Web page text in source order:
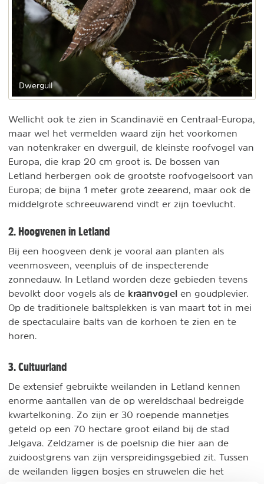
Dwerguil
Wellicht ook te zien in Scandinavië en Centraal-Europa,
maar wel het vermelden waard zijn het voorkomen
van notenkraker en dwerguil, de kleinste roofvogel van
Europa, die krap 20 cm groot is. De bossen van
Letland herbergen ook de grootste roofvogelsoort van
Europa; de bijna 1 meter grote zeearend, maar ook de
middelgrote schreeuwarend vindt er zijn toevlucht.
2. Hoogvenen in Letland
Bij een hoogveen denk je vooral aan planten als
veenmosveen, veenpluis of de inspecterende
zonnedauw. In Letland worden deze gebieden tevens
bevolkt door vogels als de kraanvogel en goudplevier.
Op de traditionele baltsplekken is van maart tot in mei
de spectaculaire balts van de korhoen te zien en te
horen.
3. Cultuurland
De extensief gebruikte weilanden in Letland kennen
enorme aantallen van de op wereldschaal bedreigde
kwartelkoning. Zo zijn er 30 roepende mannetjes
geteld op een 70 hectare groot eiland bij de stad
Jelgava. Zeldzamer is de poelsnip die hier aan de
zuidoostgrens van zijn verspreidingsgebied zit. Tussen
de weilanden liggen bosjes en struwelen die het